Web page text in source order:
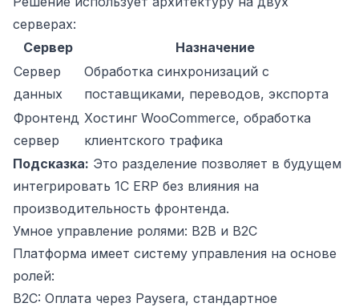
серверах:
Сервер
Назначение
Сервер
данных
Обработка синхронизаций с
поставщиками, переводов, экспорта
Фронтенд
сервер
Хостинг WooCommerce, обработка
клиентского трафика
Подсказка: Это разделение позволяет в будущем
интегрировать 1С ERP без влияния на
производительность фронтенда.
Умное управление ролями: B2B и B2C
Платформа имеет систему управления на основе
ролей:
B2C: Оплата через Paysera, стандартное